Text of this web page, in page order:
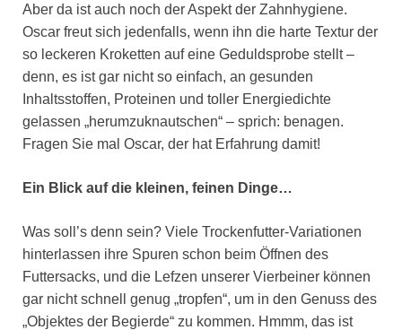
Aber da ist auch noch der Aspekt der Zahnhygiene.
Oscar freut sich jedenfalls, wenn ihn die harte Textur der
so leckeren Kroketten auf eine Geduldsprobe stellt –
denn, es ist gar nicht so einfach, an gesunden
Inhaltsstoffen, Proteinen und toller Energiedichte
gelassen „herumzuknautschen“ – sprich: benagen.
Fragen Sie mal Oscar, der hat Erfahrung damit!
Ein Blick auf die kleinen, feinen Dinge…
Was soll’s denn sein? Viele Trockenfutter-Variationen
hinterlassen ihre Spuren schon beim Öffnen des
Futtersacks, und die Lefzen unserer Vierbeiner können
gar nicht schnell genug „tropfen“, um in den Genuss des
„Objektes der Begierde“ zu kommen. Hmmm, das ist